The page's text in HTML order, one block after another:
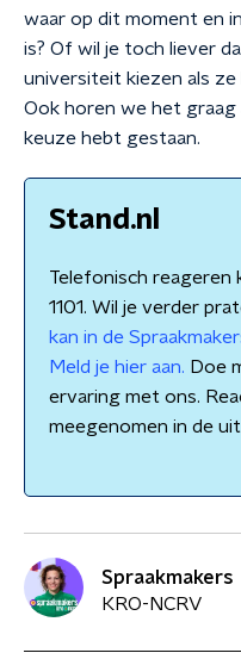
waar op dit moment en
is? Of wil je toch liever
universiteit kiezen als
Ook horen we het
keuze hebt gestaan.
Stand.nl
Telefonisch
1101. Wil je verder
kan in de
Meld je hier aan. Doe
ervaring met ons.
meegenomen in de
Spraakmakers
KRO-NCRV